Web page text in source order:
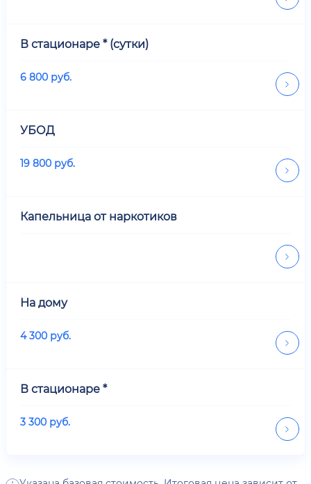
В стационаре * (сутки)
6 800 руб.
УБОД
19 800 руб.
Капельница от наркотиков
На дому
4 300 руб.
В стационаре *
3 300 руб.